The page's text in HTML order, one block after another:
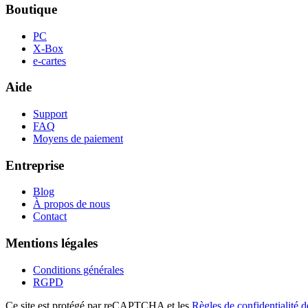
Boutique
PC
X-Box
e-cartes
Aide
Support
FAQ
Moyens de paiement
Entreprise
Blog
À propos de nous
Contact
Mentions légales
Conditions générales
RGPD
Ce site est protégé par reCAPTCHA et les Règles de confidentialité